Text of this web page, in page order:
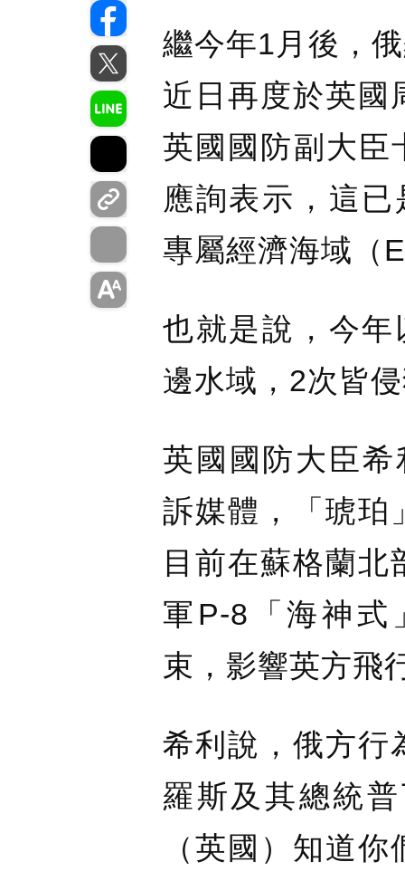
繼今年1月後，
近日再度於英國
英國國防副大臣
應詢表示，這
專屬經濟海域（
也就是說，今
邊水域，2次皆
英國國防大臣
訴媒體，「琥珀
目前在蘇格蘭
軍P-8「海神式
束，影響英方飛
希利說，俄方行
羅斯及其總統
（英國）知道